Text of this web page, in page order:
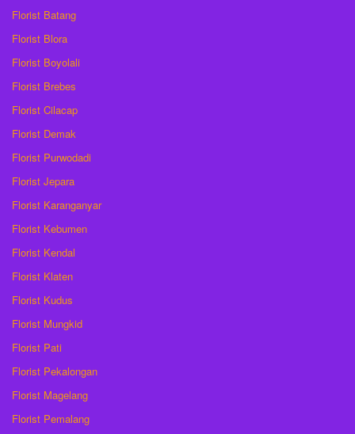
Florist Batang
Florist Blora
Florist Boyolali
Florist Brebes
Florist Cilacap
Florist Demak
Florist Purwodadi
Florist Jepara
Florist Karanganyar
Florist Kebumen
Florist Kendal
Florist Klaten
Florist Kudus
Florist Mungkid
Florist Pati
Florist Pekalongan
Florist Magelang
Florist Pemalang